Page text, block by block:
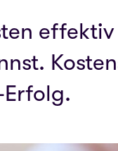
Erfolg.